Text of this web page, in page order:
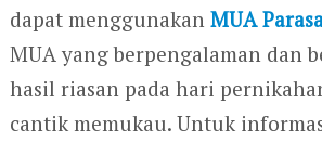
dapat menggunakan MUA
MUA yang berpengalaman dan
hasil riasan pada hari
cantik memukau. Untuk